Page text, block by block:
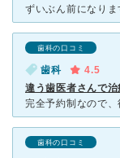
歯科の口コミ
歯科
4.5
違う歯医者さんで治
歯科の口コミ